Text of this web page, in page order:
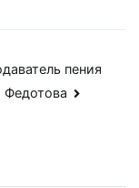
пения
Федотова